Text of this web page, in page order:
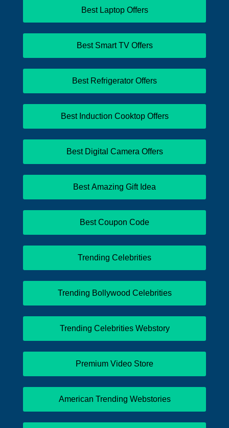
Best Laptop Offers
Best Smart TV Offers
Best Refrigerator Offers
Best Induction Cooktop Offers
Best Digital Camera Offers
Best Amazing Gift Idea
Best Coupon Code
Trending Celebrities
Trending Bollywood Celebrities
Trending Celebrities Webstory
Premium Video Store
American Trending Webstories